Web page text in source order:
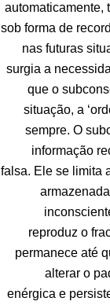
automaticamente,
sob forma de
nas futuras
surgia a
que o
situação, a
sempre. O
informação
falsa. Ele se limita
reproduz o
permanece até
alterar o
enérgica e